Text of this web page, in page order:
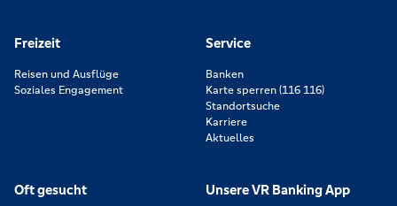
Freizeit
Reisen und Ausflüge
Soziales Engagement
Service
Banken
Karte sperren (116 116)
Standortsuche
Karriere
Aktuelles
Oft gesucht Unsere VR Banking App